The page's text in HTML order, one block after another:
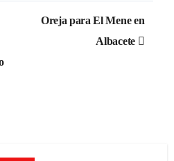
Oreja para El Mene en
Albacete